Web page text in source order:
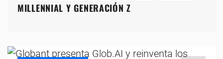
MILLENNIAL Y GENERACIÓN Z